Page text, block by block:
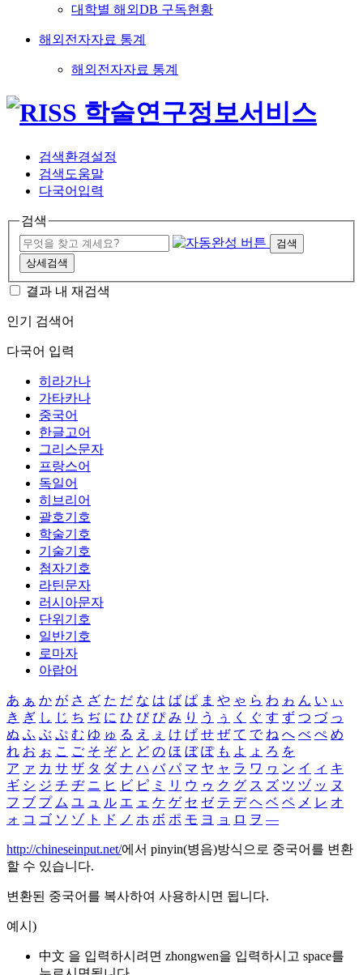
대학별 해외DB 구독현황
해외전자자료 통계
해외전자자료 통계
검색환경설정
검색도움말
다국어입력
검색
검색
상세검색
결과 내 재검색
인기 검색어
다국어 입력
히라가나
가타카나
중국어
한글고어
그리스문자
프랑스어
독일어
히브리어
괄호기호
학술기호
기술기호
첨자기호
라틴문자
러시아문자
단위기호
일반기호
로마자
아랍어
あ ぁ か が さ ざ た だ な は ば ぱ ま や ゃ ら わ ゎ ん い ぃ
き ぎ し じ ち ぢ に ひ び ぴ み り う ぅ く ぐ す ず つ づ っ
ぬ ふ ぶ ぷ む ゆ ゅ る え ぇ け げ せ ぜ て で ね へ べ ぺ め
れ お ぉ こ ご そ ぞ と ど の ほ ぼ ぽ も よ ょ ろ を
ア ァ カ サ ザ タ ダ ナ ハ バ パ マ ヤ ャ ラ ワ ヮ ン イ ィ キ
ギ シ ジ チ ヂ ニ ヒ ビ ピ ミ リ ウ ゥ ク グ ス ズ ツ ヅ ッ ヌ
フ ブ プ ム ユ ュ ル エ ェ ケ ゲ セ ゼ テ デ ヘ ベ ペ メ レ オ
ォ コ ゴ ソ ゾ ト ド ノ ホ ボ ポ モ ヨ ョ ロ ヲ ―
http://chineseinput.net/에서 pinyin(병음)방식으로 중국어를 변환
할 수 있습니다.
변환된 중국어를 복사하여 사용하시면 됩니다.
예시)
中文 을 입력하시려면 zhongwen을 입력하시고 space를